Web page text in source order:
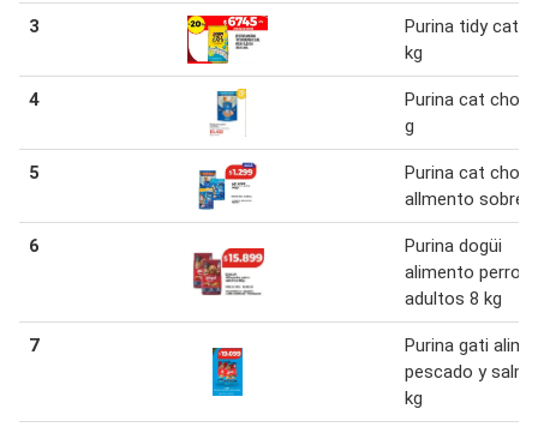
3
Purina tidy cats
kg
4
Purina cat chow
g
5
Purina cat chow
allmento sobre
6
Purina dogüi
alimento perro
adultos 8 kg
7
Purina gati
pescado y
kg